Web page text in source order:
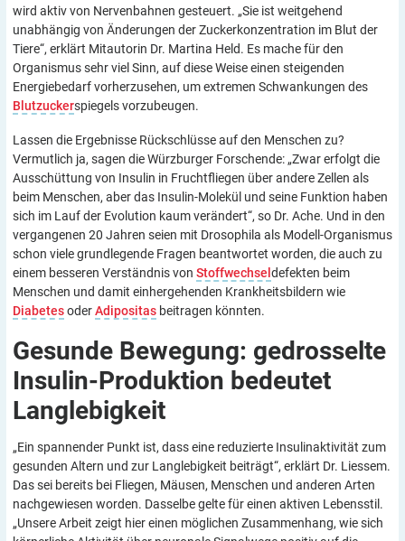
wird aktiv von Nervenbahnen gesteuert. „Sie ist weitgehend
unabhängig von Änderungen der Zuckerkonzentration im Blut der
Tiere“, erklärt Mitautorin Dr. Martina Held. Es mache für den
Organismus sehr viel Sinn, auf diese Weise einen steigenden
Energiebedarf vorherzusehen, um extremen Schwankungen des
Blutzuckerspiegels vorzubeugen.
Lassen die Ergebnisse Rückschlüsse auf den Menschen zu?
Vermutlich ja, sagen die Würzburger Forschende: „Zwar erfolgt die
Ausschüttung von Insulin in Fruchtfliegen über andere Zellen als
beim Menschen, aber das Insulin-Molekül und seine Funktion haben
sich im Lauf der Evolution kaum verändert“, so Dr. Ache. Und in den
vergangenen 20 Jahren seien mit Drosophila als Modell-Organismus
schon viele grundlegende Fragen beantwortet worden, die auch zu
einem besseren Verständnis von Stoffwechsel defekten beim
Menschen und damit einhergehenden Krankheitsbildern wie
DiabetesoderAdipositas beitragen könnten.
Gesunde Bewegung: gedrosselte
Insulin-Produktion bedeutet
Langlebigkeit
„Ein spannender Punkt ist, dass eine reduzierte Insulinaktivität zum
gesunden Altern und zur Langlebigkeit beiträgt“, erklärt Dr. Liessem.
Das sei bereits bei Fliegen, Mäusen, Menschen und anderen Arten
nachgewiesen worden. Dasselbe gelte für einen aktiven Lebensstil.
„Unsere Arbeit zeigt hier einen möglichen Zusammenhang, wie sich